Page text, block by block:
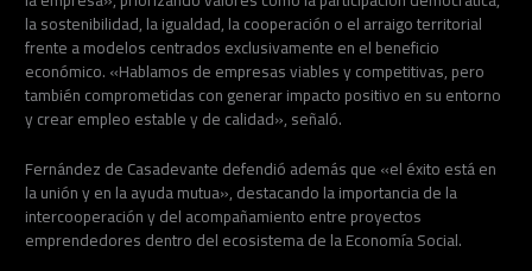
la sostenibilidad, la igualdad, la cooperación o el arraigo territorial
frente a modelos centrados exclusivamente en el beneficio
económico. «Hablamos de empresas viables y competitivas, pero
también comprometidas con generar impacto positivo en su entorno
y crear empleo estable y de calidad», señaló.
Fernández de Casadevante defendió además que «el éxito está en
la unión y en la ayuda mutua», destacando la importancia de la
intercooperación y del acompañamiento entre proyectos
emprendedores dentro del ecosistema de la Economía Social.